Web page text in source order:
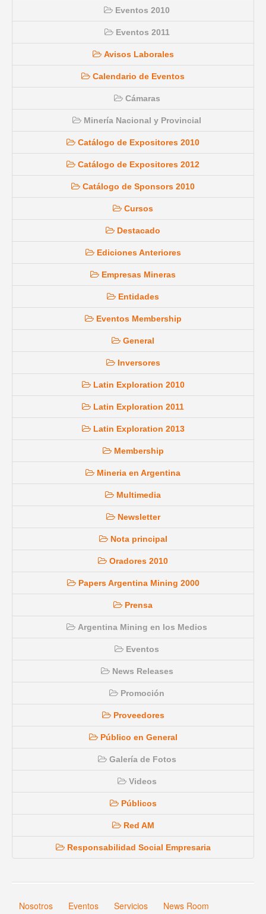
Eventos 2010
Eventos 2011
Avisos Laborales
Calendario de Eventos
Cámaras
Minería Nacional y Provincial
Catálogo de Expositores 2010
Catálogo de Expositores 2012
Catálogo de Sponsors 2010
Cursos
Destacado
Ediciones Anteriores
Empresas Mineras
Entidades
Eventos Membership
General
Inversores
Latin Exploration 2010
Latin Exploration 2011
Latin Exploration 2013
Membership
Mineria en Argentina
Multimedia
Newsletter
Nota principal
Oradores 2010
Papers Argentina Mining 2000
Prensa
Argentina Mining en los Medios
Eventos
News Releases
Promoción
Proveedores
Público en General
Galería de Fotos
Videos
Públicos
Red AM
Responsabilidad Social Empresaria
Nosotros Eventos Servicios News Room